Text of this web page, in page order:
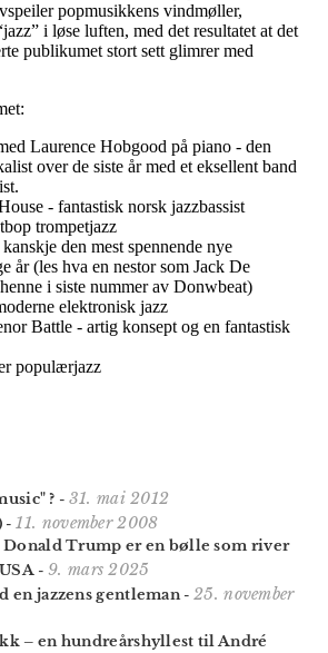
? - 31. mai 2012
-11. november 2008
Donald Trump er en bølle som river
-9. mars 2025
en jazzens gentleman- 25. november
– en hundreårshyllest til André